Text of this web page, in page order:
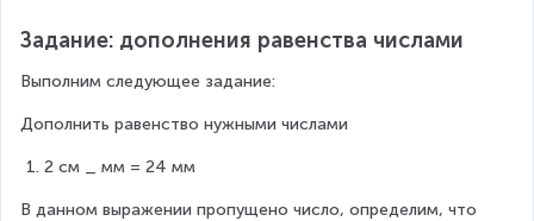
Задание: дополнения равенства числами
Выполним следующее задание:
Дополнить равенство нужными числами
2 см _ мм = 24 мм
В данном выражении пропущено число, определим, что